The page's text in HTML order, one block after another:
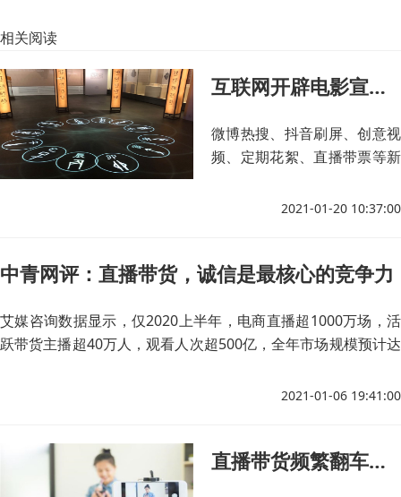
相关阅读
互联网开辟电影宣发“新蓝海”
微博热搜、抖音刷屏、创意视
频、定期花絮、直播带票等新
迎来一场全新革命。2021-01-20 10:37:00
中青网评：直播带货，诚信是最核心的竞争力
艾媒咨询数据显示，仅2020上半年，电商直播超1000万场，活
跃带货主播超40万人，观看人次超500亿，全年市场规模预计达
显，在他们的卖力吆喝下，直播带货彻底“出圈”，成为去年消费
2021-01-06 19:41:00
直播带货频繁翻车迎来监管 行业如何长足发展？